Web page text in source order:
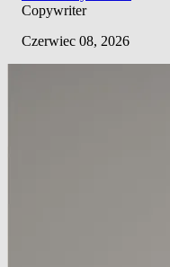
Copywriter
Czerwiec 08, 2026